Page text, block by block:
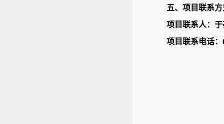
五、项目联系
项目联系人：
项目联系电话：